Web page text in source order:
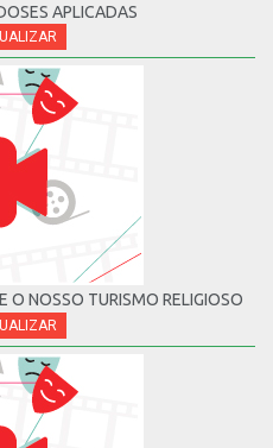
APLICADAS
O NOSSO TURISMO RELIGIOSO